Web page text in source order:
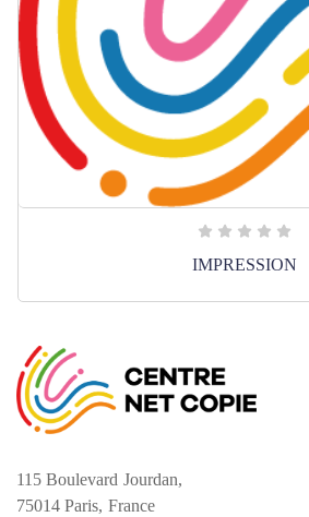
IMPRESSION
115 Boulevard Jourdan,
75014 Paris, France